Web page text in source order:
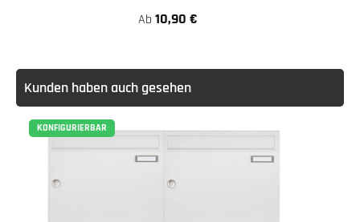
Ab 10,90 €
Kunden haben auch gesehen
KONFIGURIERBAR